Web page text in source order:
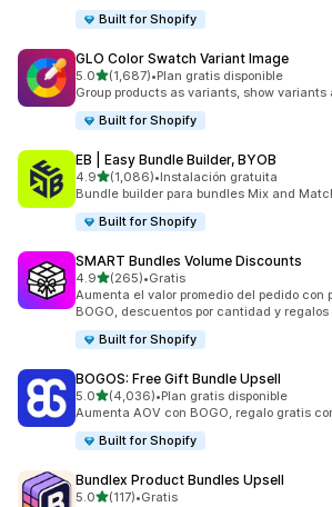
Built for Shopify
GLO Color Swatch Variant Image
5.0de 5 estrellas
(1,687)
1687 reseñas en total
•Plan gratis disponible
Group products as variants, show
Built for Shopify
EB | Easy Bundle Builder, BYOB
4.9de 5 estrellas
(1,086)
1086 reseñas en total
•Instalación gratuita
Bundle builder para bundles Mix and
Built for Shopify
SMART Bundles Volume Discounts
4.9de 5 estrellas
(265)
265 reseñas en total
•Gratis
Aumenta el valor promedio del pedido con
BOGO, descuentos por cantidad y regalos
Built for Shopify
BOGOS: Free Gift Bundle Upsell
5.0de 5 estrellas
(4,036)
4036 reseñas en total
•Plan gratis disponible
Aumenta AOV con BOGO, regalo gratis
Built for Shopify
Bundlex Product Bundles Upsell
5.0de 5 estrellas
(117)
117 reseñas en total
•Gratis